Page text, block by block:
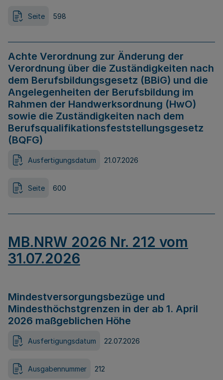
Seite 598
Achte Verordnung zur Änderung der
Verordnung über die Zuständigkeiten nach
dem Berufsbildungsgesetz (BBiG) und die
Angelegenheiten der Berufsbildung im
Rahmen der Handwerksordnung (HwO)
sowie die Zuständigkeiten nach dem
Berufsqualifikationsfeststellungsgesetz
(BQFG)
Ausfertigungsdatum 21.07.2026
Seite 600
MB.NRW 2026 Nr. 212 vom
31.07.2026
Mindestversorgungsbezüge und
Mindesthöchstgrenzen in der ab 1. April
2026 maßgeblichen Höhe
Ausfertigungsdatum 22.07.2026
Ausgabennummer 212